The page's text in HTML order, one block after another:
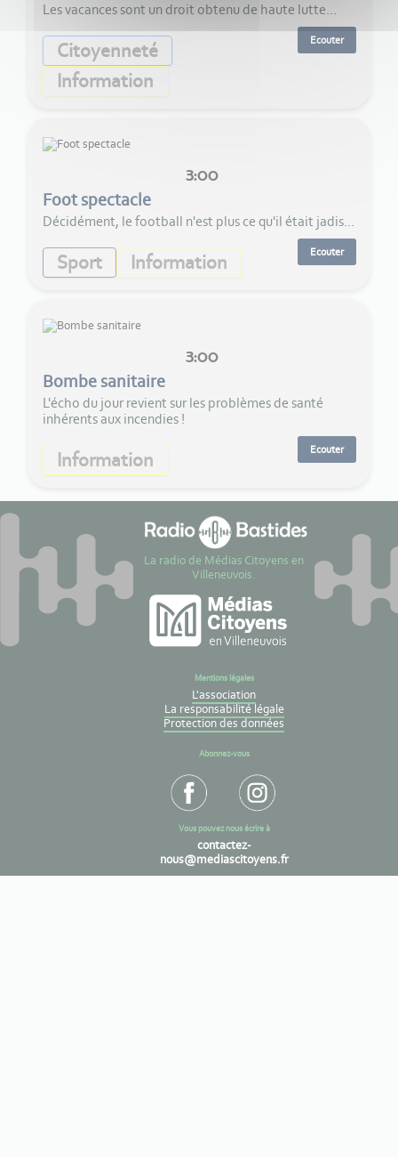
Les vacances sont un droit obtenu de haute lutte...
Citoyenneté
Information
Ecouter
3:00
Foot spectacle
Décidément, le football n'est plus ce qu'il était jadis...
Sport Information Ecouter
3:00
Bombe sanitaire
L'écho du jour revient sur les problèmes de santé
inhérents aux incendies !
Information Ecouter
La radio de Médias Citoyens en
Villeneuvois.
Mentions légales
L'association
La responsabilité légale
Protection des données
Abonnez-vous
Vous pouvez nous écrire à
contactez-
nous@mediascitoyens.fr